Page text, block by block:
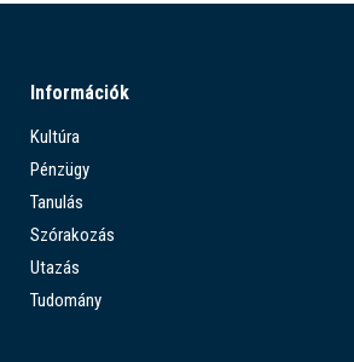
Információk
Kultúra
Pénzügy
Tanulás
Szórakozás
Utazás
Tudomány